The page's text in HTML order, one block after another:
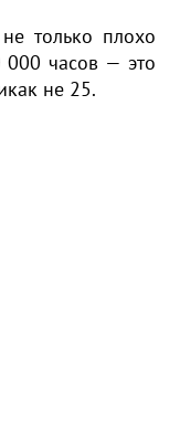
только плохо
000 часов — это
не 25.